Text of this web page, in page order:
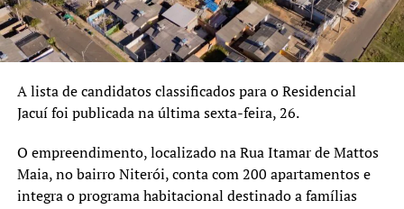
NÃO SE ESQUEÇA
Área que receberá habitações temporárias no Estância
Velha começa a ser limpa
A lista de candidatos classificados para o Residencial
Jacuí foi publicada na última sexta-feira, 26.
O empreendimento, localizado na Rua Itamar de Mattos
Maia, no bairro Niterói, conta com 200 apartamentos e
integra o programa habitacional destinado a famílias